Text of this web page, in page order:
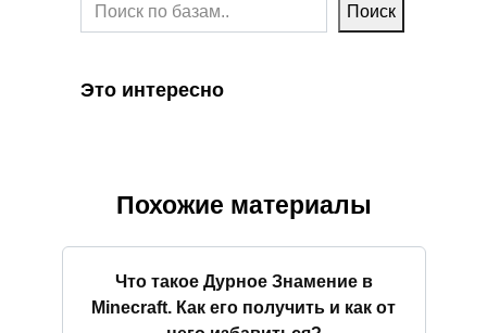
Поиск
Это интересно
Похожие материалы
Что такое Дурное Знамение в
Minecraft. Как его получить и как от